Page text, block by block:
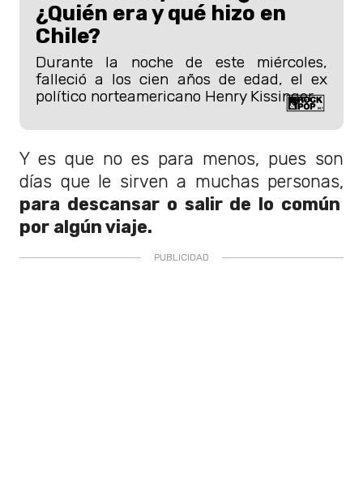
¿Quién era y qué hizo en
Chile?
Durante la noche de este miércoles,
falleció a los cien años de edad, el ex
político norteamericano Henry Kissinger.
Y es que no es para menos, pues son
días que le sirven a muchas personas,
para descansar o salir de lo común
por algún viaje.